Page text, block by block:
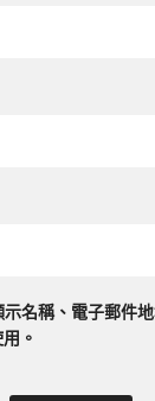
名稱、電子郵件
。